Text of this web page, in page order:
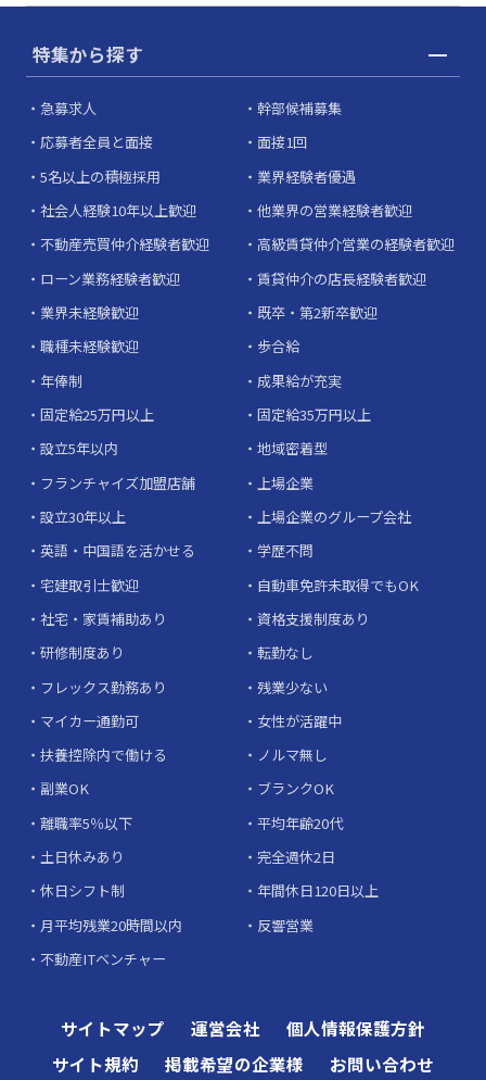
特集から探す
急募求人
幹部候補募集
応募者全員と面接
面接1回
5名以上の積極採用
業界経験者優遇
社会人経験10年以上歓迎
他業界の営業経験者歓迎
不動産売買仲介経験者歓迎
高級賃貸仲介営業の経験者歓迎
ローン業務経験者歓迎
賃貸仲介の店長経験者歓迎
業界未経験歓迎
既卒・第2新卒歓迎
職種未経験歓迎
歩合給
年俸制
成果給が充実
固定給25万円以上
固定給35万円以上
設立5年以内
地域密着型
フランチャイズ加盟店舗
上場企業
設立30年以上
上場企業のグループ会社
英語・中国語を活かせる
学歴不問
宅建取引士歓迎
自動車免許未取得でもOK
社宅・家賃補助あり
資格支援制度あり
研修制度あり
転勤なし
フレックス勤務あり
残業少ない
マイカー通勤可
女性が活躍中
扶養控除内で働ける
ノルマ無し
副業OK
ブランクOK
離職率5％以下
平均年齢20代
土日休みあり
完全週休2日
休日シフト制
年間休日120日以上
月平均残業20時間以内
反響営業
不動産ITベンチャー
サイトマップ 運営会社
個人情報保護方針
サイト規約
掲載希望の企業様 お問い合わせ